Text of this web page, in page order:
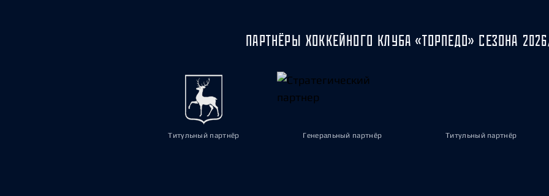
ПАРТНЁРЫ ХОККЕЙНОГО КЛУБА «ТОРПЕДО» СЕЗОНА
Титульный партнёр Генеральный партнёр Титульный партнёр